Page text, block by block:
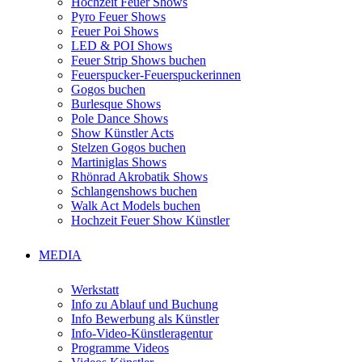
Pyro Feuer Shows
Feuer Poi Shows
LED & POI Shows
Feuer Strip Shows buchen
Feuerspucker-Feuerspuckerinnen
Gogos buchen
Burlesque Shows
Pole Dance Shows
Show Künstler Acts
Stelzen Gogos buchen
Martiniglas Shows
Rhönrad Akrobatik Shows
Schlangenshows buchen
Walk Act Models buchen
Hochzeit Feuer Show Künstler
MEDIA
Werkstatt
Info zu Ablauf und Buchung
Info Bewerbung als Künstler
Info-Video-Künstleragentur
Programme Videos